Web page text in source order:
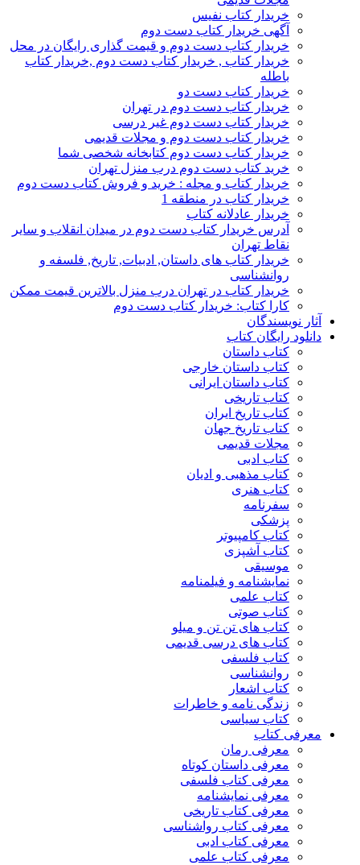
خریدار کتاب نفیس
آگهی خریدار کتاب دست دوم
خریدار کتاب دست دوم و قیمت گذاری رایگان در محل
خریدار کتاب , خریدار کتاب دست دوم ,خریدار کتاب
باطله
خریدار کتاب دست دو
خریدار کتاب دست دوم در تهران
خریدار کتاب دست دوم غیر درسی
خریدار کتاب دست دوم و مجلات قدیمی
خریدار کتاب دست دوم کتابخانه شخصی شما
خرید کتاب دست دوم درب منزل تهران
خریدار کتاب و مجله : خرید و فروش کتاب دست دوم
خریدار کتاب در منطقه 1
خریدار عادلانه کتاب
آدرس خریدار کتاب دست دوم در میدان انقلاب و سایر
نقاط تهران
خریدار کتاب های داستان, ادبیات, تاریخ, فلسفه و
روانشناسی
خریدار کتاب در تهران درب منزل بالاترین قیمت ممکن
کارا کتاب: خریدار کتاب دست دوم
آثار نویسندگان
دانلود رایگان کتاب
کتاب داستان
کتاب داستان خارجی
کتاب داستان ایرانی
کتاب تاریخی
کتاب تاریخ ایران
کتاب تاریخ جهان
مجلات قدیمی
کتاب ادبی
کتاب مذهبی و ادیان
کتاب هنری
سفرنامه
پزشکی
کتاب کامپیوتر
کتاب آشپزی
موسیقی
نمایشنامه و فیلمنامه
کتاب علمی
کتاب صوتی
کتاب های تن تن و میلو
کتاب های درسی قدیمی
کتاب فلسفی
روانشناسی
کتاب اشعار
زندگی نامه و خاطرات
کتاب سیاسی
معرفی کتاب
معرفی رمان
معرفی داستان کوتاه
معرفی کتاب فلسفی
معرفی نمایشنامه
معرفی کتاب تاریخی
معرفی کتاب رواشناسی
معرفی کتاب ادبی
معرفی کتاب علمی